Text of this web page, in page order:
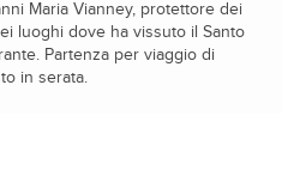
Maria Vianney, protettore dei
luoghi dove ha vissuto il Santo
Partenza per viaggio di
in serata.